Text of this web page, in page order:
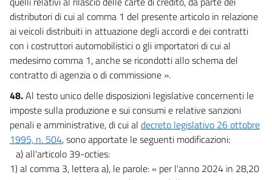
distributori di cui al comma 1 del presente articolo in relazione
ai veicoli distribuiti in attuazione degli accordi e dei contratti
con i costruttori automobilistici o gli importatori di cui al
medesimo comma 1, anche se ricondotti allo schema del
contratto di agenzia o di commissione ».
48.Al testo unico delle disposizioni legislative concernenti le
imposte sulla produzione e sui consumi e relative sanzioni
penali e amministrative, di cui al decreto legislativo 26 ottobre
1995, n. 504, sono apportate le seguenti modificazioni:
a) all'articolo 39-octies:
1) al comma 3, lettera a), le parole: « per l'anno 2024 in 28,20